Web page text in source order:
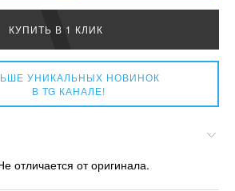
КУПИТЬ В 1 КЛИК
УНИКАЛЬНЫХ НОВИНОК
В TG КАНАЛЕ!
отличается от оригинала.